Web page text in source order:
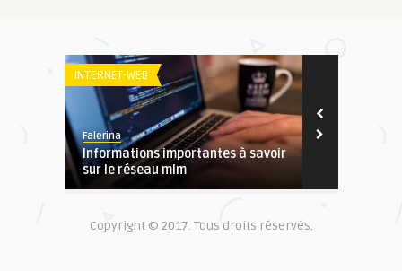
INTERNET-WEB
Falerina
Informations importantes à savoir
sur le réseau mlm
Copyright © 2017. Tous droits réservés.